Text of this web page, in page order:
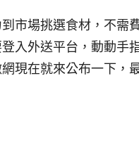
市場挑選食材，不需
入外送平台，動動手
現在就來公布一下，